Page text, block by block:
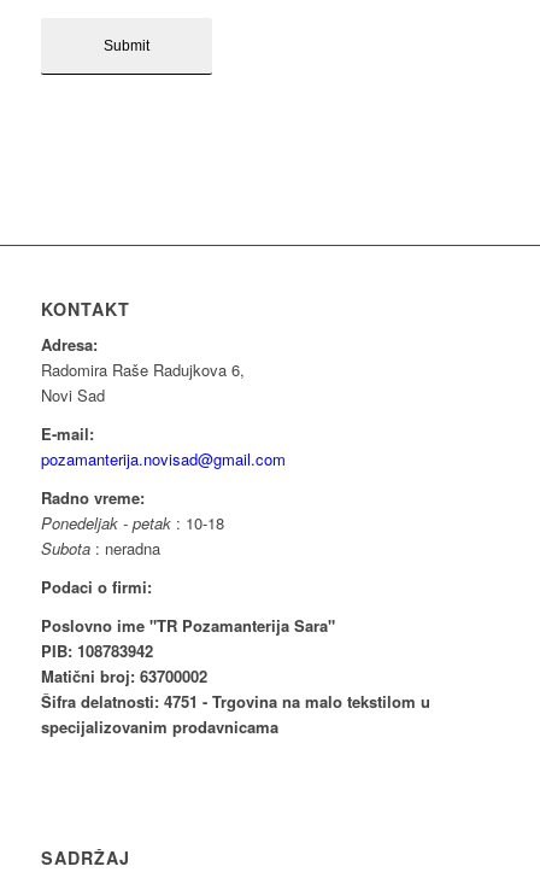
KONTAKT
Adresa:
Radomira Raše Radujkova 6,
Novi Sad
E-mail:
pozamanterija.novisad@gmail.com
Radno vreme:
Ponedeljak - petak: 10-18
Subota: neradna
Podaci o firmi:
Poslovno ime "TR Pozamanterija Sara"
PIB: 108783942
Matični broj: 63700002
Šifra delatnosti: 4751 - Trgovina na malo tekstilom u
specijalizovanim prodavnicama
SADRŽAJ